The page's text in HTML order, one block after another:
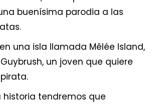
buenísima parodia a las
una isla llamada Mêlée Island,
un joven que quiere
historia tendremos que